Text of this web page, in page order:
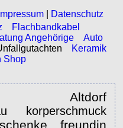
Impressum
Datenschutz
Flachbandkabel
Angehörige
Auto
Keramik
Shop
Altdorf
korperschmuck
freundin